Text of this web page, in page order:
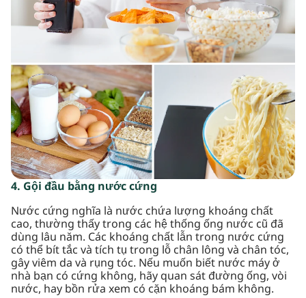
4. Gội đầu bằng nước cứng
Nước cứng nghĩa là nước chứa lượng khoáng chất
cao, thường thấy trong các hệ thống ống nước cũ đã
dùng lâu năm. Các khoáng chất lẫn trong nước cứng
có thể bít tắc và tích tụ trong lỗ chân lông và chân tóc,
gây viêm da và rụng tóc. Nếu muốn biết nước máy ở
nhà bạn có cứng không, hãy quan sát đường ống, vòi
nước, hay bồn rửa xem có cặn khoáng bám không.